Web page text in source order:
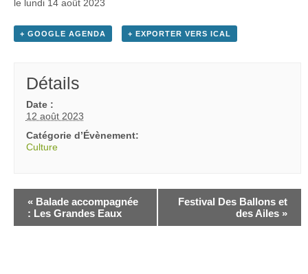
le lundi 14 août 2023
+ GOOGLE AGENDA + EXPORTER VERS ICAL
Détails
Date :
12 août 2023
Catégorie d’Évènement:
Culture
« Balade accompagnée
: Les Grandes Eaux
Festival Des Ballons et
des Ailes »